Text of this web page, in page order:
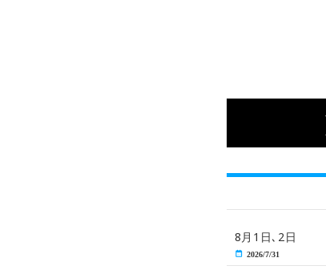
8月1日､2日
2026/7/31